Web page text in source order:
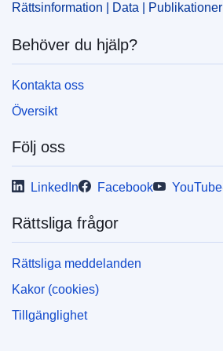
Rättsinformation | Data | Publikationer
Behöver du hjälp?
Kontakta oss
Översikt
Följ oss
LinkedIn Facebook YouTube
Rättsliga frågor
Rättsliga meddelanden
Kakor (cookies)
Tillgänglighet